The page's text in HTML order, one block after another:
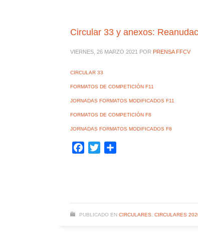
Circular 33 y anexos:
VIERNES, 26 MARZO 2021 POR PRENSA FFCV
CIRCULAR 33
FORMATOS DE COMPETICIÓN F11
JORNADAS FORMATOS MODIFICADOS F11
FORMATOS DE COMPETICIÓN F8
JORNADAS FORMATOS MODIFICADOS F8
Facebook
Twitter
PUBLICADO EN CIRCULARES, CIRCULARES